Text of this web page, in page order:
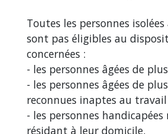
Toutes les personnes
sont pas éligibles au
concernées :
- les personnes âgées de
- les personnes âgées de
reconnues inaptes au travail
- les personnes handicapées
résidant à leur domicile.